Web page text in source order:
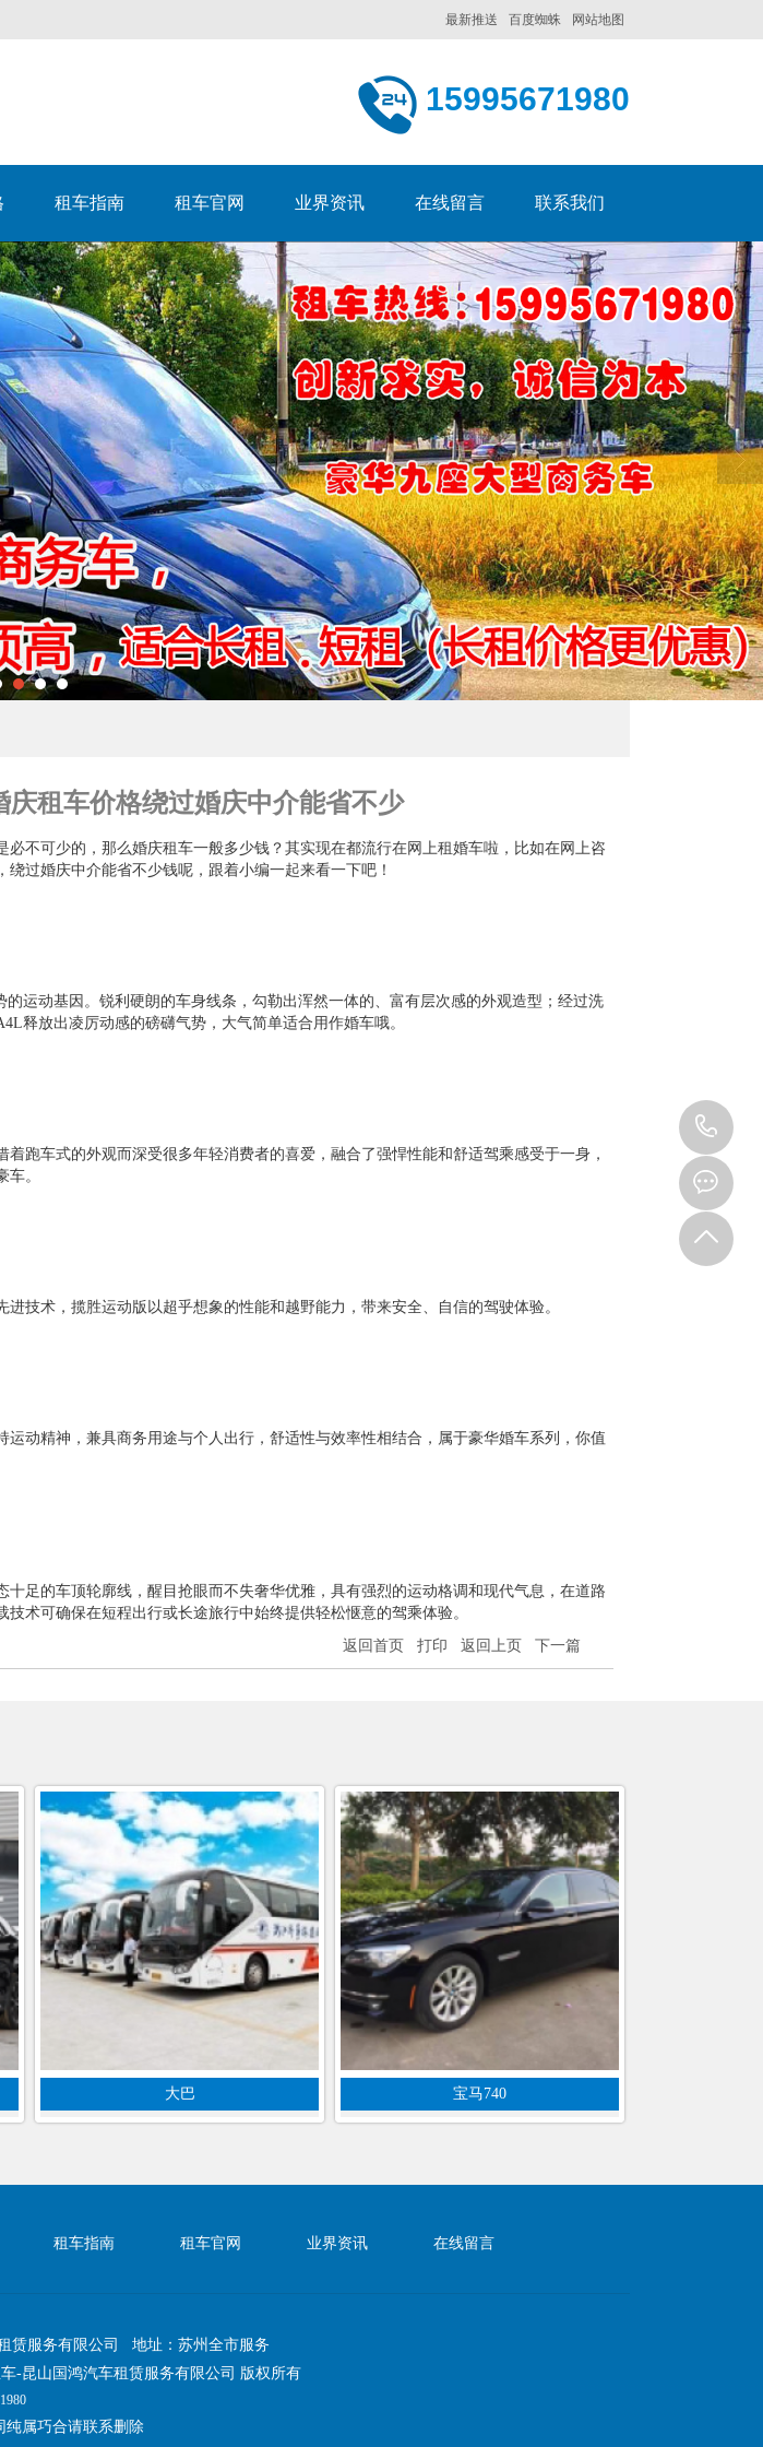
网站地图
百度蜘蛛
最新推送
15995671980
租车指南 租车官网 业界资讯 在线留言 联系我们
庆租车价格绕过婚庆中介能省不少
必不可少的，那么婚庆租车一般多少钱？其实现在都流行在网上租婚车啦，比如在网上咨
过婚庆中介能省不少钱呢，跟着小编一起来看一下吧！
运动基因。锐利硬朗的车身线条，勾勒出浑然一体的、富有层次感的外观造型；经过洗
释放出凌厉动感的磅礴气势，大气简单适合用作婚车哦。
跑车式的外观而深受很多年轻消费者的喜爱，融合了强悍性能和舒适驾乘感受于一身，
。
技术，揽胜运动版以超乎想象的性能和越野能力，带来安全、自信的驾驶体验。
运动精神，兼具商务用途与个人出行，舒适性与效率性相结合，属于豪华婚车系列，你值
十足的车顶轮廓线，醒目抢眼而不失奢华优雅，具有强烈的运动格调和现代气息，在道路
术可确保在短程出行或长途旅行中始终提供轻松惬意的驾乘体验。
返回首页
打印 返回上页 下一篇
大巴 宝马740
租车指南 租车官网 业界资讯
在线留言
赁服务有限公司 地址：苏州全市服务
-昆山国鸿汽车租赁服务有限公司 版权所有
纯属巧合请联系删除